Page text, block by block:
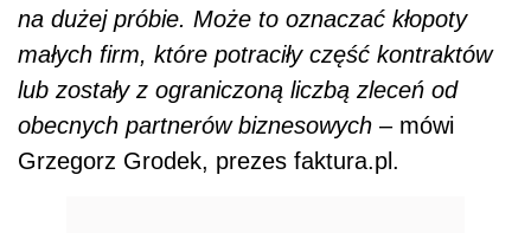
na dużej próbie. Może to oznaczać kłopoty
małych firm, które potraciły część kontraktów
lub zostały z ograniczoną liczbą zleceń od
obecnych partnerów biznesowych – mówi
Grzegorz Grodek, prezes faktura.pl.